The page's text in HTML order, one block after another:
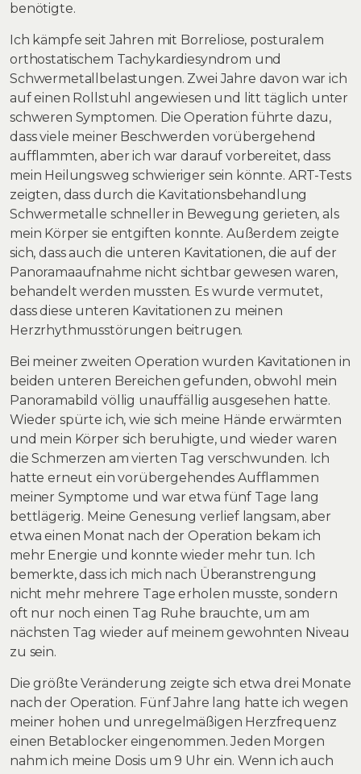
benötigte.
Ich kämpfe seit Jahren mit Borreliose, posturalem
orthostatischem Tachykardiesyndrom und
Schwermetallbelastungen. Zwei Jahre davon war ich
auf einen Rollstuhl angewiesen und litt täglich unter
schweren Symptomen. Die Operation führte dazu,
dass viele meiner Beschwerden vorübergehend
aufflammten, aber ich war darauf vorbereitet, dass
mein Heilungsweg schwieriger sein könnte. ART-Tests
zeigten, dass durch die Kavitationsbehandlung
Schwermetalle schneller in Bewegung gerieten, als
mein Körper sie entgiften konnte. Außerdem zeigte
sich, dass auch die unteren Kavitationen, die auf der
Panoramaaufnahme nicht sichtbar gewesen waren,
behandelt werden mussten. Es wurde vermutet,
dass diese unteren Kavitationen zu meinen
Herzrhythmusstörungen beitrugen.
Bei meiner zweiten Operation wurden Kavitationen in
beiden unteren Bereichen gefunden, obwohl mein
Panoramabild völlig unauffällig ausgesehen hatte.
Wieder spürte ich, wie sich meine Hände erwärmten
und mein Körper sich beruhigte, und wieder waren
die Schmerzen am vierten Tag verschwunden. Ich
hatte erneut ein vorübergehendes Aufflammen
meiner Symptome und war etwa fünf Tage lang
bettlägerig. Meine Genesung verlief langsam, aber
etwa einen Monat nach der Operation bekam ich
mehr Energie und konnte wieder mehr tun. Ich
bemerkte, dass ich mich nach Überanstrengung
nicht mehr mehrere Tage erholen musste, sondern
oft nur noch einen Tag Ruhe brauchte, um am
nächsten Tag wieder auf meinem gewohnten Niveau
zu sein.
Die größte Veränderung zeigte sich etwa drei Monate
nach der Operation. Fünf Jahre lang hatte ich wegen
meiner hohen und unregelmäßigen Herzfrequenz
einen Betablocker eingenommen. Jeden Morgen
nahm ich meine Dosis um 9 Uhr ein. Wenn ich auch